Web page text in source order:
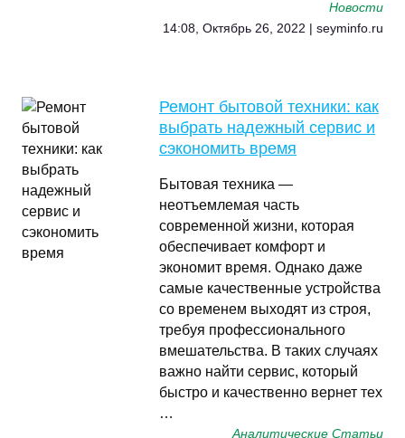
Новости
14:08, Октябрь 26, 2022 | seyminfo.ru
Ремонт бытовой техники: как
выбрать надежный сервис и
сэкономить время
Бытовая техника —
неотъемлемая часть
современной жизни, которая
обеспечивает комфорт и
экономит время. Однако даже
самые качественные устройства
со временем выходят из строя,
требуя профессионального
вмешательства. В таких случаях
важно найти сервис, который
быстро и качественно вернет тех
…
Аналитические Статьи